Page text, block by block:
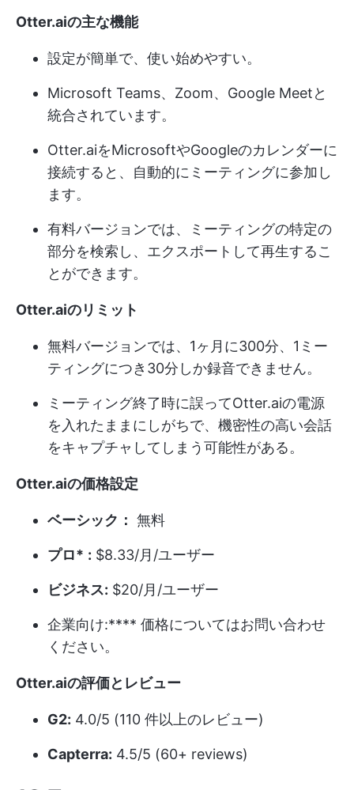
Otter.aiの主な機能
設定が簡単で、使い始めやすい。
Microsoft Teams、Zoom、Google Meetと
統合されています。
Otter.aiをMicrosoftやGoogleのカレンダーに
接続すると、自動的にミーティングに参加し
ます。
有料バージョンでは、ミーティングの特定の
部分を検索し、エクスポートして再生するこ
とができます。
Otter.aiのリミット
無料バージョンでは、1ヶ月に300分、1ミー
ティングにつき30分しか録音できません。
ミーティング終了時に誤ってOtter.aiの電源
を入れたままにしがちで、機密性の高い会話
をキャプチャしてしまう可能性がある。
Otter.aiの価格設定
ベーシック： 無料
プロ* : $8.33/月/ユーザー
ビジネス: $20/月/ユーザー
企業向け:**** 価格についてはお問い合わせ
ください。
Otter.aiの評価とレビュー
G2: 4.0/5 (110 件以上のレビュー)
Capterra: 4.5/5 (60+ reviews)